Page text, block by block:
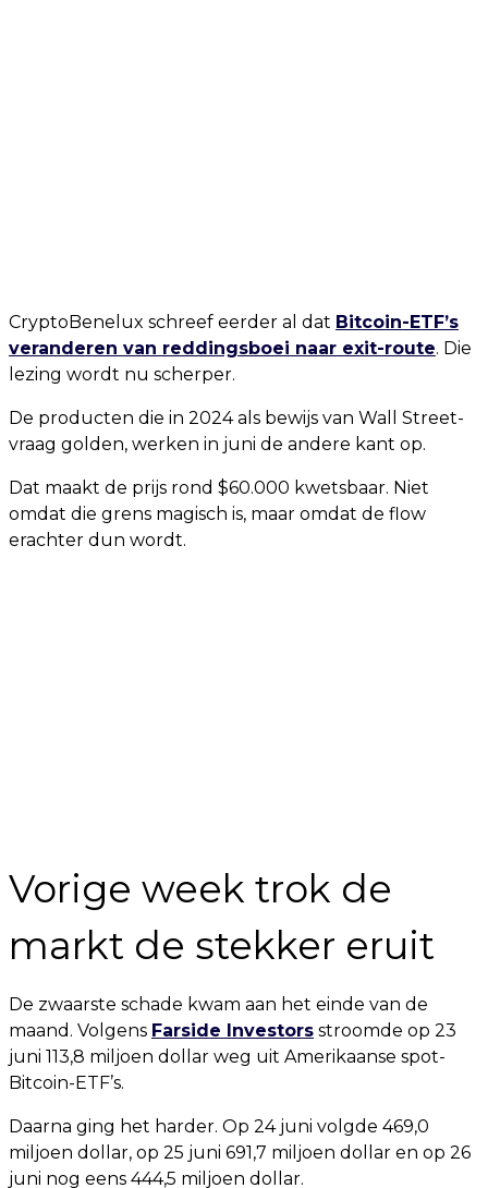
CryptoBenelux schreef eerder al dat Bitcoin-ETF’s
veranderen van reddingsboei naar exit-route. Die
lezing wordt nu scherper.
De producten die in 2024 als bewijs van Wall Street-
vraag golden, werken in juni de andere kant op.
Dat maakt de prijs rond $60.000 kwetsbaar. Niet
omdat die grens magisch is, maar omdat de flow
erachter dun wordt.
Vorige week trok de
markt de stekker eruit
De zwaarste schade kwam aan het einde van de
maand. Volgens Farside Investors stroomde op 23
juni 113,8 miljoen dollar weg uit Amerikaanse spot-
Bitcoin-ETF’s.
Daarna ging het harder. Op 24 juni volgde 469,0
miljoen dollar, op 25 juni 691,7 miljoen dollar en op 26
juni nog eens 444,5 miljoen dollar.